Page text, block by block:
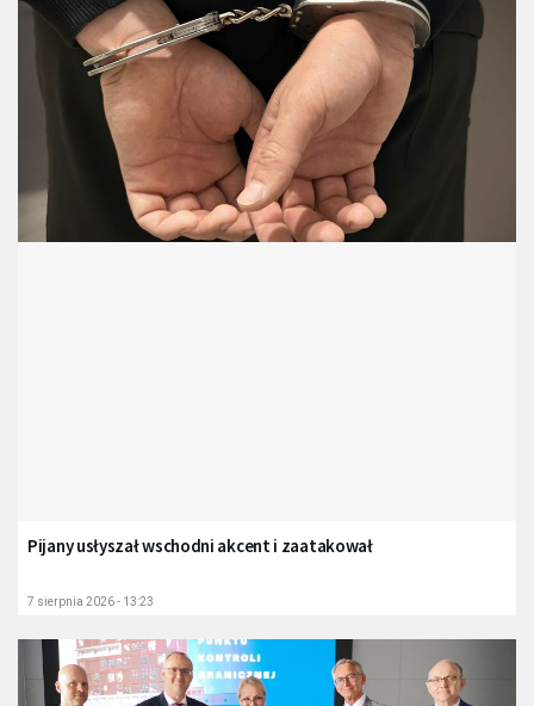
Pijany usłyszał wschodni akcent i zaatakował
7 sierpnia 2026 - 13:23